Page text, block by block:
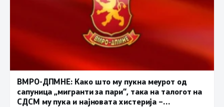
ВМРО-ДПМНЕ: Како што му пукна меурот од
сапуница „мигранти за пари“, така на талогот на
СДСМ му пука и најновата хистерија –